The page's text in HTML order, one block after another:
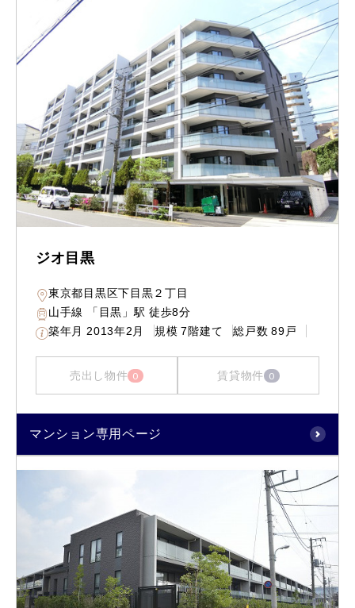
ジオ目黒
東京都目黒区下目黒２丁目
山手線 「目黒」駅 徒歩8分
築年月 2013年2月 規模 7階建て 総戸数 89戸
売出し物件 0 賃貸物件 0
マンション専用ページ